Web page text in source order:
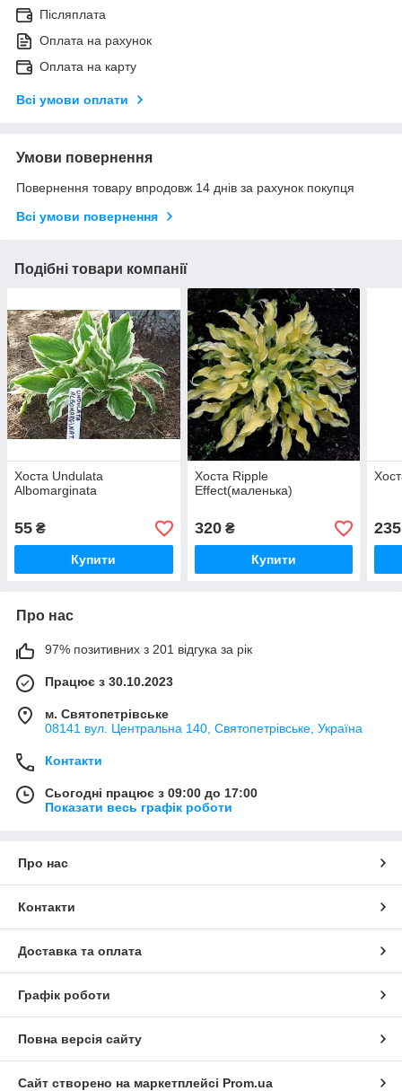
Післяплата
Оплата на рахунок
Оплата на карту
Всі умови оплати
Умови повернення
Повернення товару впродовж 14 днів за рахунок покупця
Всі умови повернення
Подібні товари компанії
Хоста Undulata
Albomarginata
55 ₴
Купити
Хоста Ripple
Effect(маленька)
320₴
Купити
235
Про нас
97% позитивних з 201 відгука за рік
Працює з 30.10.2023
м. Святопетрівське
08141 вул. Центральна 140, Святопетрівське, Україна
Контакти
Сьогодні працює з 09:00 до 17:00
Показати весь графік роботи
Про нас
Контакти
Доставка та оплата
Графік роботи
Повна версія сайту
Сайт створено на маркетплейсі Prom.ua